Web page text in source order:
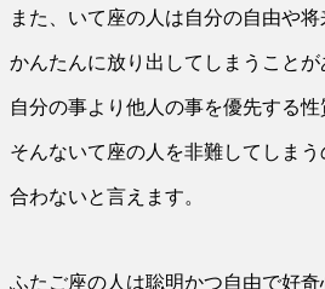
また、いて座の人は自分の自由や
かんたんに放り出してしまうことが
自分の事より他人の事を優先する
そんないて座の人を非難してしまう
合わないと言えます。
ふたご座の人は聡明かつ自由で好奇